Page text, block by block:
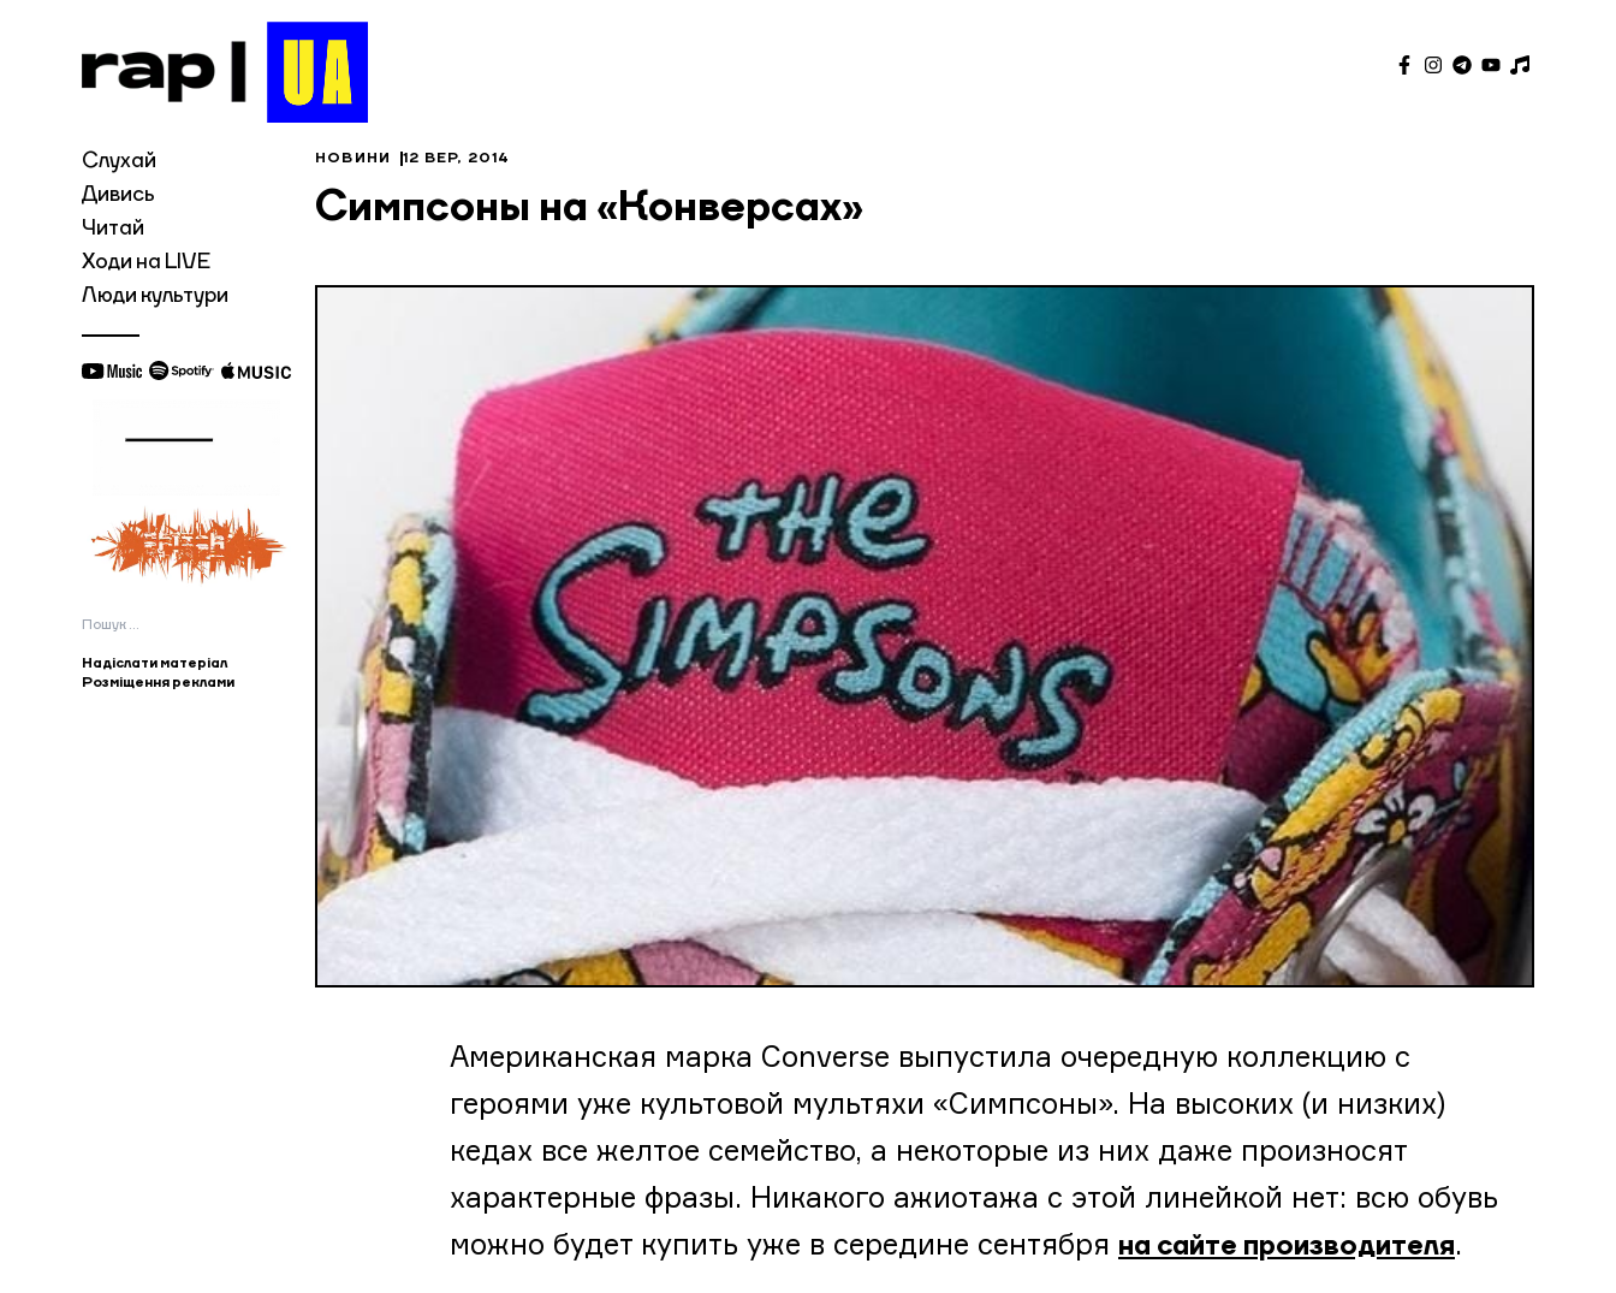
Слухай
Дивись
Читай
Ходи на LIVE
Люди культури
Пошук:
Надіслати матеріал
Розміщення реклами
НОВИНИ 12 ВЕР, 2014
Симпсоны на «Конверсах»
Американская марка Converse выпустила очередную коллекцию с
героями уже культовой мультяхи «Симпсоны». На высоких (и низких)
кедах все желтое семейство, а некоторые из них даже произносят
характерные фразы. Никакого ажиотажа с этой линейкой нет: всю обувь
можно будет купить уже в середине сентября на сайте производителя.